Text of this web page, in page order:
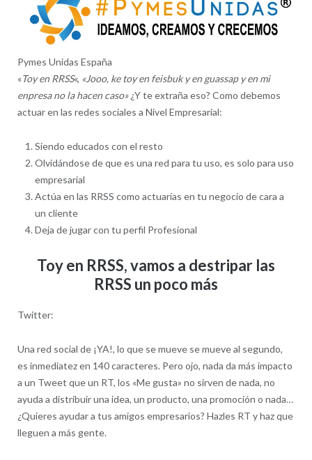
Pymes Unidas España
«Toy en RRSS«, «Jooo, ke toy en feisbuk y en guassap y en mi
enpresa no la hacen caso»¿Y te extraña eso? Como debemos
actuar en las redes sociales a Nivel Empresarial:
Siendo educados con el resto
Olvidándose de que es una red para tu uso, es solo para uso
empresarial
Actúa en las RRSS como actuarías en tu negocio de cara a
un cliente
Deja de jugar con tu perfil Profesional
Toy en RRSS, vamos a destripar las
RRSS un poco más
Twitter:
Una red social de ¡YA!, lo que se mueve se mueve al segundo,
es inmediatez en 140 caracteres. Pero ojo, nada da más impacto
a un Tweet que un RT, los «Me gusta» no sirven de nada, no
ayuda a distribuir una idea, un producto, una promoción o nada…
¿Quieres ayudar a tus amigos empresarios? Hazles RT y haz que
lleguen a más gente.